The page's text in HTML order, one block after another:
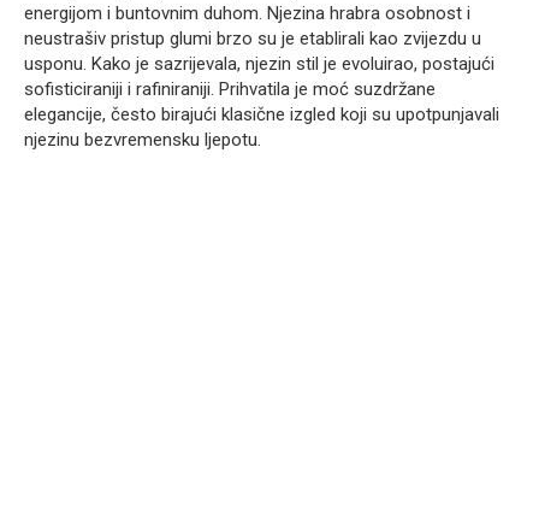
energijom i buntovnim duhom. Njezina hrabra osobnost i
neustrašiv pristup glumi brzo su je etablirali kao zvijezdu u
usponu. Kako je sazrijevala, njezin stil je evoluirao, postajući
sofisticiraniji i rafiniraniji. Prihvatila je moć suzdržane
elegancije, često birajući klasične izgled koji su upotpunjavali
njezinu bezvremensku ljepotu.